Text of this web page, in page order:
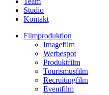
Studio
Kontakt
Filmproduktion
Imagefilm
Werbespot
Produktfilm
Tourismusfilm
Recruitingfilm
Eventfilm